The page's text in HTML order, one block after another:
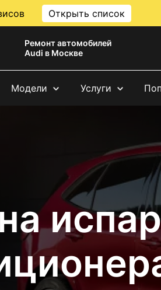
Открыть список
Ремонт автомобилей
Audi в Москве
Модели Услуги